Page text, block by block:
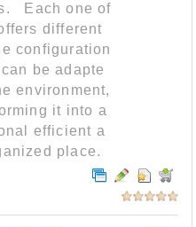
Each one of
different
configuration
be adapte
environment,
it into a
efficient a
place.